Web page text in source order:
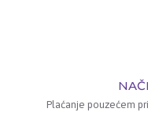
Plaćanje pouzećem